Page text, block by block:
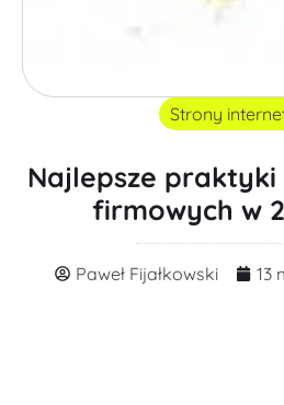
Strony
Najlepsze praktyki
firmowych w
Paweł Fijałkowski 13